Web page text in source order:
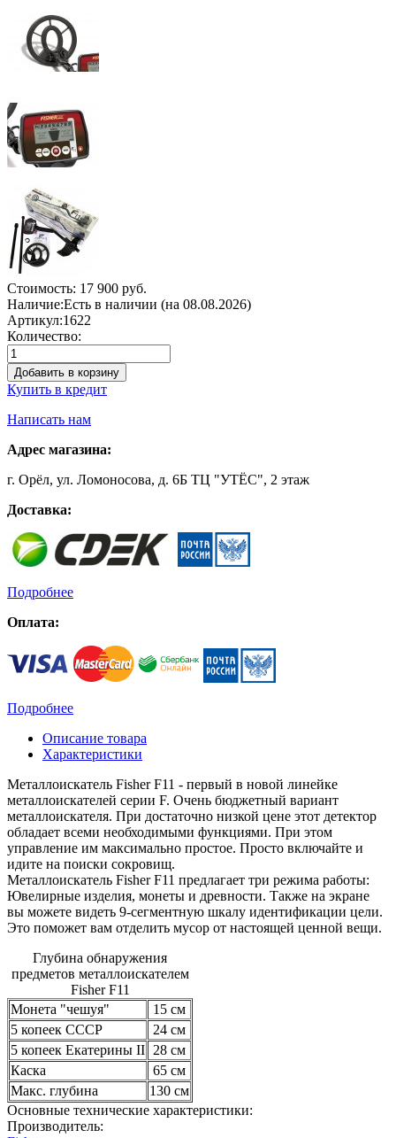
Стоимость: 17 900 руб.
Наличие:Есть в наличии (на 08.08.2026)
Артикул:1622
Количество:
Добавить в корзину
Купить в кредит
Написать нам
Адрес магазина:
г. Орёл, ул. Ломоносова, д. 6Б ТЦ "УТЁС", 2 этаж
Доставка:
Подробнее
Оплата:
Подробнее
Описание товара
Характеристики
Металлоискатель Fisher F11 - первый в новой линейке
металлоискателей серии F. Очень бюджетный вариант
металлоискателя. При достаточно низкой цене этот детектор
обладает всеми необходимыми функциями. При этом
управление им максимально простое. Просто включайте и
идите на поиски сокровищ.
Металлоискатель Fisher F11 предлагает три режима работы:
Ювелирные изделия, монеты и древности. Также на экране
вы можете видеть 9-сегментную шкалу идентификации цели.
Это поможет вам отделить мусор от настоящей ценной вещи.
Глубина обнаружения
предметов металлоискателем
Fisher F11
Монета "чешуя"
15 см
5 копеек СССР
24 см
5 копеек Екатерины II 28 см
Каска
65 см
Макс. глубина
130 см
Основные технические характеристики:
Производитель: